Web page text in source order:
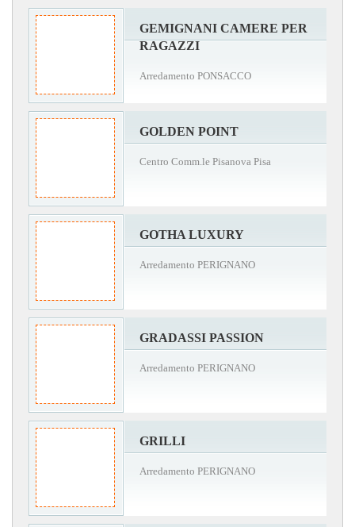
GEMIGNANI CAMERE PER
RAGAZZI
Arredamento PONSACCO
GOLDEN POINT
Centro Comm.le Pisanova Pisa
GOTHA LUXURY
Arredamento PERIGNANO
GRADASSI PASSION
Arredamento PERIGNANO
GRILLI
Arredamento PERIGNANO